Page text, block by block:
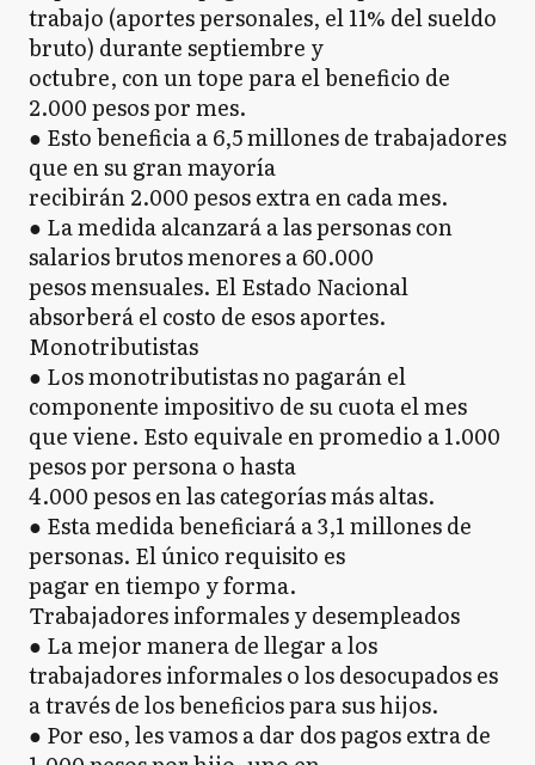
trabajo (aportes personales, el 11% del sueldo
bruto) durante septiembre y
octubre, con un tope para el beneficio de
2.000 pesos por mes.
● Esto beneficia a 6,5 millones de trabajadores
que en su gran mayoría
recibirán 2.000 pesos extra en cada mes.
● La medida alcanzará a las personas con
salarios brutos menores a 60.000
pesos mensuales. El Estado Nacional
absorberá el costo de esos aportes.
Monotributistas
● Los monotributistas no pagarán el
componente impositivo de su cuota el mes
que viene. Esto equivale en promedio a 1.000
pesos por persona o hasta
4.000 pesos en las categorías más altas.
● Esta medida beneficiará a 3,1 millones de
personas. El único requisito es
pagar en tiempo y forma.
Trabajadores informales y desempleados
● La mejor manera de llegar a los
trabajadores informales o los desocupados es
a través de los beneficios para sus hijos.
● Por eso, les vamos a dar dos pagos extra de